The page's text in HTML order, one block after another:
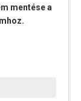
mentése a